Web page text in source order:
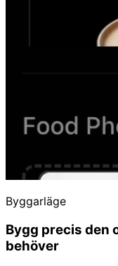
Byggarläge
Bygg precis den
behöver